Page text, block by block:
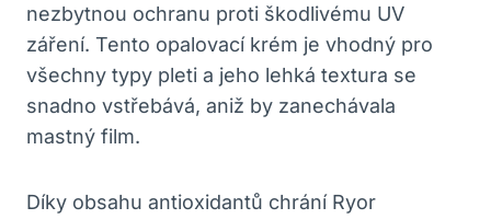
nezbytnou ochranu proti škodlivému UV
záření. Tento opalovací krém je vhodný pro
všechny typy pleti a jeho lehká textura se
snadno vstřebává, aniž by zanechávala
mastný film.
Díky obsahu antioxidantů chrání Ryor